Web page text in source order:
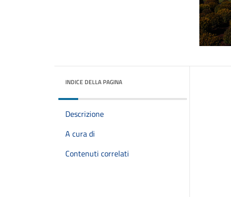
INDICE DELLA PAGINA
Descrizione
A cura di
Contenuti correlati